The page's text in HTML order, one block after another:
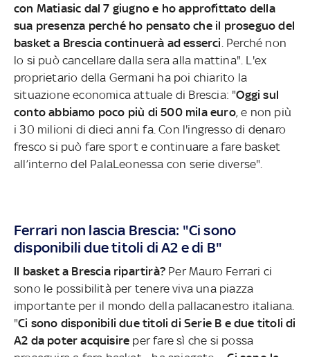
con Matiasic dal 7 giugno e ho approfittato della
sua presenza perché ho pensato che il proseguo del
basket a Brescia continuerà ad esserci . Perché non
lo si può cancellare dalla sera alla mattina". L'ex
proprietario della Germani ha poi chiarito la
situazione economica attuale di Brescia: "Oggi sul
conto abbiamo poco più di 500 mila euro, e non più
i 30 milioni di dieci anni fa. Con l'ingresso di denaro
fresco si può fare sport e continuare a fare basket
all’interno del PalaLeonessa con serie diverse".
Ferrari non lascia Brescia: "Ci sono
disponibili due titoli di A2 e di B"
Il basket a Brescia ripartirà? Per Mauro Ferrari ci
sono le possibilità per tenere viva una piazza
importante per il mondo della pallacanestro italiana.
"Ci sono disponibili due titoli di Serie B e due titoli di
A2 da poter acquisire per fare sì che si possa